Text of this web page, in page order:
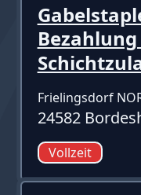
Frielingsdorf
24582
Vollzeit